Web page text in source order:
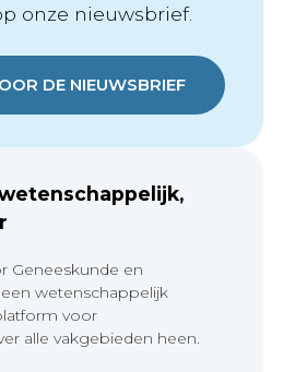
onze nieuwsbrief.
DE NIEUWSBRIEF
Geneeskunde en
wetenschappelijk
voor
alle vakgebieden heen.